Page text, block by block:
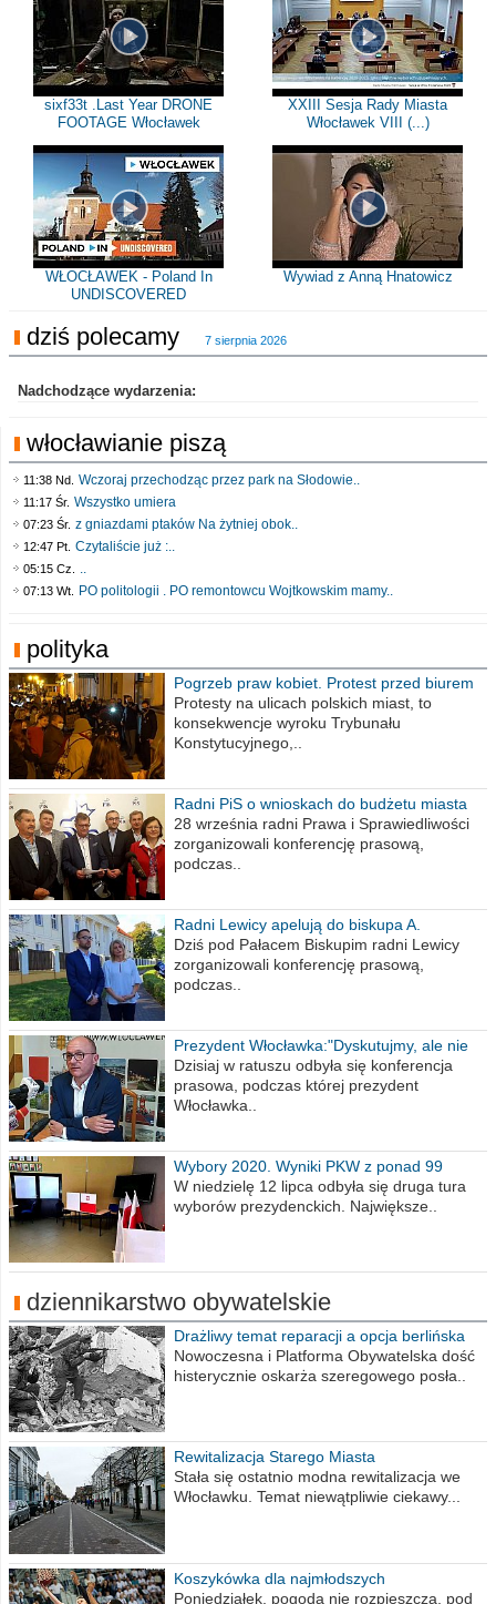
sixf33t .Last Year DRONE
FOOTAGE Włocławek
XXIII Sesja Rady Miasta
Włocławek VIII (...)
WŁOCŁAWEK - Poland In
UNDISCOVERED
Wywiad z Anną Hnatowicz
dziś polecamy 7 sierpnia 2026
Nadchodzące wydarzenia:
włocławianie piszą
11:38 Nd. Wczoraj przechodząc przez park na Słodowie..
11:17 Śr. Wszystko umiera
07:23 Śr. z gniazdami ptaków Na żytniej obok..
12:47 Pt. Czytaliście już :..
05:15 Cz. ..
07:13 Wt. PO politologii . PO remontowcu Wojtkowskim mamy..
polityka
Pogrzeb praw kobiet. Protest przed biurem
poselskim PiS
Protesty na ulicach polskich miast, to
konsekwencje wyroku Trybunału
Konstytucyjnego,..
Radni PiS o wnioskach do budżetu miasta
na 2021 rok
28 września radni Prawa i Sprawiedliwości
zorganizowali konferencję prasową,
podczas..
Radni Lewicy apelują do biskupa A.
Wiesława Meringa
Dziś pod Pałacem Biskupim radni Lewicy
zorganizowali konferencję prasową,
podczas..
Prezydent Włocławka:"Dyskutujmy, ale nie
obrażajmy się”
Dzisiaj w ratuszu odbyła się konferencja
prasowa, podczas której prezydent
Włocławka..
Wybory 2020. Wyniki PKW z ponad 99
procent obwodów
W niedzielę 12 lipca odbyła się druga tura
wyborów prezydenckich. Największe..
dziennikarstwo obywatelskie
Drażliwy temat reparacji a opcja berlińska
Nowoczesna i Platforma Obywatelska dość
histerycznie oskarża szeregowego posła..
Rewitalizacja Starego Miasta
Stała się ostatnio modna rewitalizacja we
Włocławku. Temat niewątpliwie ciekawy...
Koszykówka dla najmłodszych
Poniedziałek, pogoda nie rozpieszcza, pod